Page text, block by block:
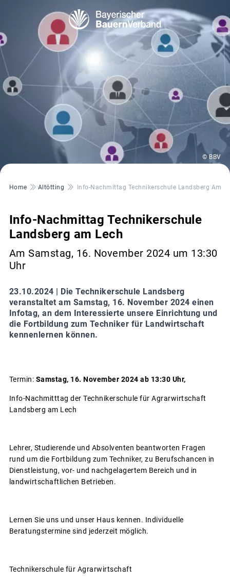
© BBV
Pfadnavigation
Home Altötting Info-Nachmittag Technikerschule Landsberg Am
Info-Nachmittag Technikerschule
Landsberg am Lech
Am Samstag, 16. November 2024 um 13:30
Uhr
23.10.2024 | Die Technikerschule Landsberg
veranstaltet am Samstag, 16. November 2024 einen
Infotag, an dem Interessierte unsere Einrichtung und
die Fortbildung zum Techniker für Landwirtschaft
kennenlernen können.
Termin: Samstag, 16. November 2024 ab 13:30 Uhr,
Info-Nachmitttag der Technikerschule für Agrarwirtschaft
Landsberg am Lech
Lehrer, Studierende und Absolventen beantworten Fragen
rund um die Fortbildung zum Techniker, zu Berufschancen in
Dienstleistung, vor- und nachgelagertem Bereich und in
landwirtschaftlichen Betrieben.
Lernen Sie uns und unser Haus kennen. Individuelle
Beratungstermine sind jederzeit möglich.
Technikerschule für Agrarwirtschaft